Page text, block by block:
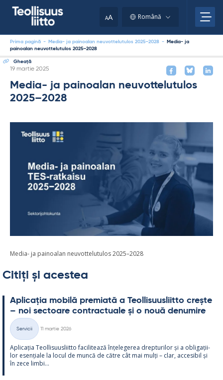
AA Română
Prima pagină - Media- ja painoalan neuvottelutulos 2025–2028 -
Media- ja
painoalan neuvottelutulos 2025–2028
Gheaţă
Kirjoitettu
19 martie 2025
Media- ja painoalan neuvottelutulos
2025–2028
Media- ja painoalan neuvottelutulos 2025–2028
Citiți și acestea
Aplicația mo­bilă pre­miată a Teol­li­suus­liitto crește
– noi sec­toare cont­rac­tuale și o nouă de­nu­mire
Categorii
Servicii
11 martie 2026
Aplicația Teol­li­suus­liitto faci­li­tează înțe­le­ge­rea drep­tu­ri­lor și a obli­gații­
lor esențiale la locul de muncă de către cât mai mulți – clar, acce­si­bil și
în zece limbi...